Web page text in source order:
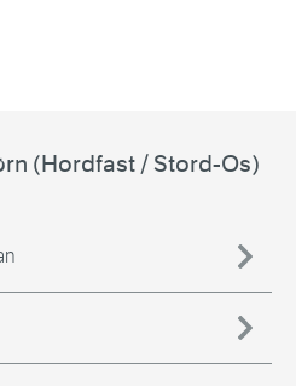
(Hordfast / Stord-Os)